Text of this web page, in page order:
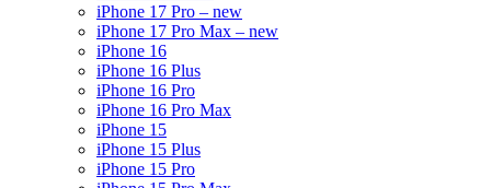
iPhone 17 Pro – new
iPhone 17 Pro Max – new
iPhone 16
iPhone 16 Plus
iPhone 16 Pro
iPhone 16 Pro Max
iPhone 15
iPhone 15 Plus
iPhone 15 Pro